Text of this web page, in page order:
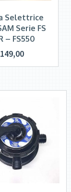
Selettrice
Serie FS
– FS550
149,00